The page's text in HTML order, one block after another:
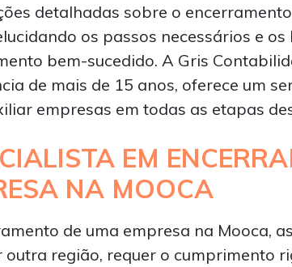
detalhadas sobre o
os passos necessários e
bem-sucedido. A Gris
de mais de 15 anos, oferece um
empresas em todas as etapas
EM
NA MOOCA
de uma empresa na Mooca,
outra região, requer o cumprimento